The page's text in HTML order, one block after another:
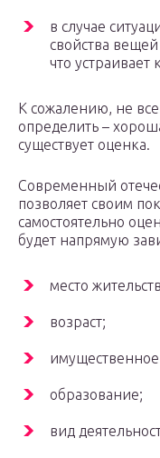
в случае
свойства
что устраивает
К сожалению, не
определить –
существует оценка.
Современный
позволяет своим
самостоятельно
будет напрямую
место
возраст;
имущественное
образование;
вид